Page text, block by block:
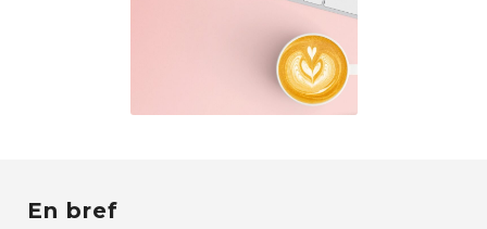
En bref